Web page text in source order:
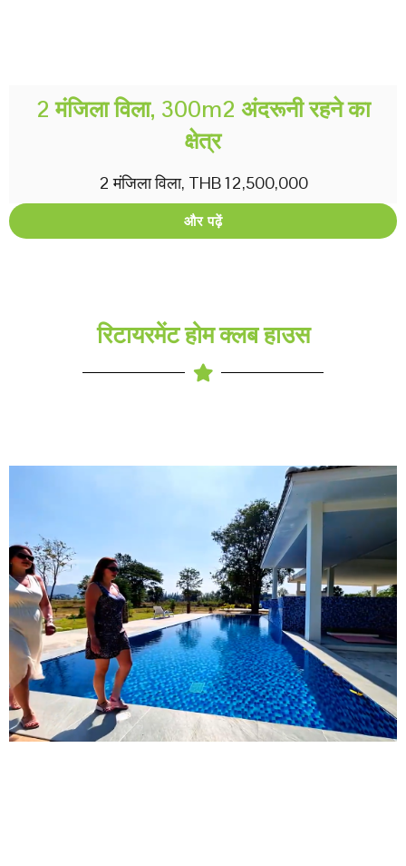
2 मंजिला विला, 300m2 अंदरूनी रहने का
क्षेत्र
2 मंजिला विला, THB 12,500,000
और पढ़ें
रिटायरमेंट होम क्लब हाउस